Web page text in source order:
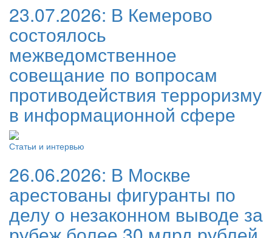
23.07.2026: В Кемерово
состоялось
межведомственное
совещание по вопросам
противодействия терроризму
в информационной сфере
Статьи и интервью
26.06.2026: В Москве
арестованы фигуранты по
делу о незаконном выводе за